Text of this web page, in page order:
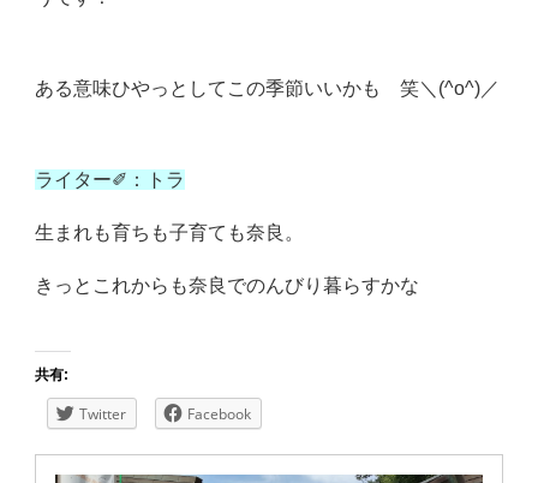
ある意味ひやっとしてこの季節いいかも 笑＼(^o^)／
ライター✐：トラ
生まれも育ちも子育ても奈良。
きっとこれからも奈良でのんびり暮らすかな
共有:
Twitter Facebook